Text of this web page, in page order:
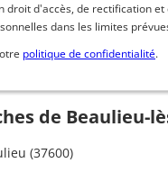
droit d'accès, de rectification
dans les limites
politique de confidentialité.
de Beaulieu-
(37600)